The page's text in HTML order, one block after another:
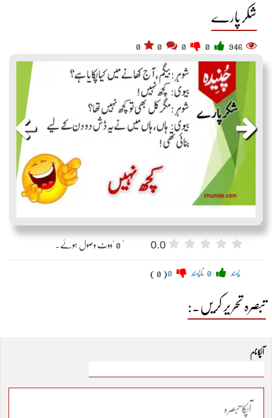
شکر پارے
946
0
0.0
پسند ناپسند ( 0 )
تبصرہ تحریر کریں۔:
آپکا نام